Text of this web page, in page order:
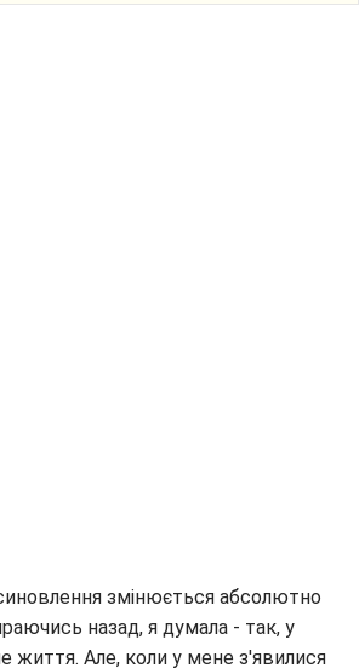
змінюється абсолютно
назад, я думала - так, у
життя. Але, коли у мене з'явилися